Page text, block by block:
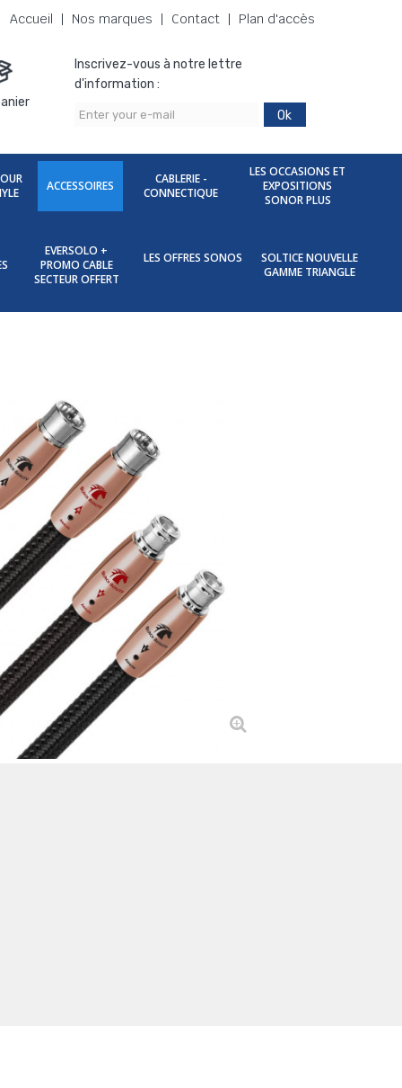
Accueil Nos marques Contact Plan d'accès
Inscrivez-vous à notre lettre
d'information :
Ok
ACCESSOIRES
CABLERIE -
CONNECTIQUE
LES OCCASIONS ET
EXPOSITIONS
SONOR PLUS
EVERSOLO +
PROMO CABLE
SECTEUR OFFERT
LES OFFRES SONOS
SOLTICE NOUVELLE
GAMME TRIANGLE